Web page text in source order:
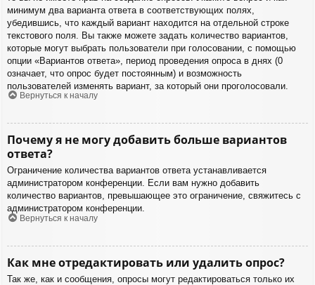
минимум два варианта ответа в соответствующих полях,
убедившись, что каждый вариант находится на отдельной строке
текстового поля. Вы также можете задать количество вариантов,
которые могут выбрать пользователи при голосовании, с помощью
опции «Вариантов ответа», период проведения опроса в днях (0
означает, что опрос будет постоянным) и возможность
пользователей изменять вариант, за который они проголосовали.
Вернуться к началу
Почему я не могу добавить больше вариантов
ответа?
Ограничение количества вариантов ответа устанавливается
администратором конференции. Если вам нужно добавить
количество вариантов, превышающее это ограничение, свяжитесь с
администратором конференции.
Вернуться к началу
Как мне отредактировать или удалить опрос?
Так же, как и сообщения, опросы могут редактироваться только их